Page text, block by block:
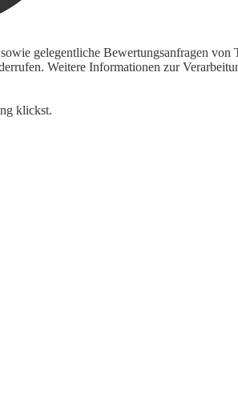
gelegentliche Bewertungsanfragen
Weitere Informationen zur
klickst.